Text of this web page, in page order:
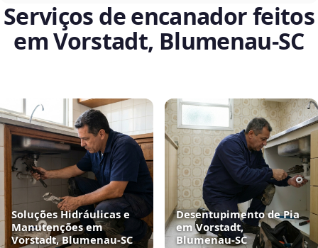
Serviços de encanador feitos
em Vorstadt, Blumenau‑SC
Soluções Hidráulicas e
Manutenções em
Vorstadt, Blumenau‑SC
Desentupimento de Pia
em Vorstadt,
Blumenau‑SC